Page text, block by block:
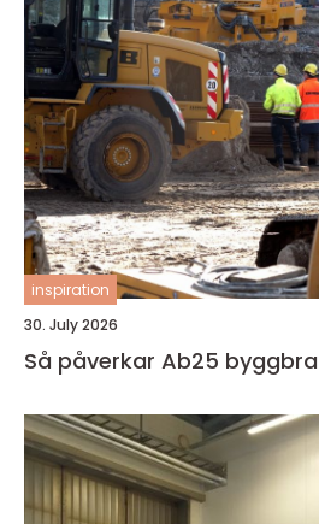
inspiration
30. July 2026
Så påverkar Ab25